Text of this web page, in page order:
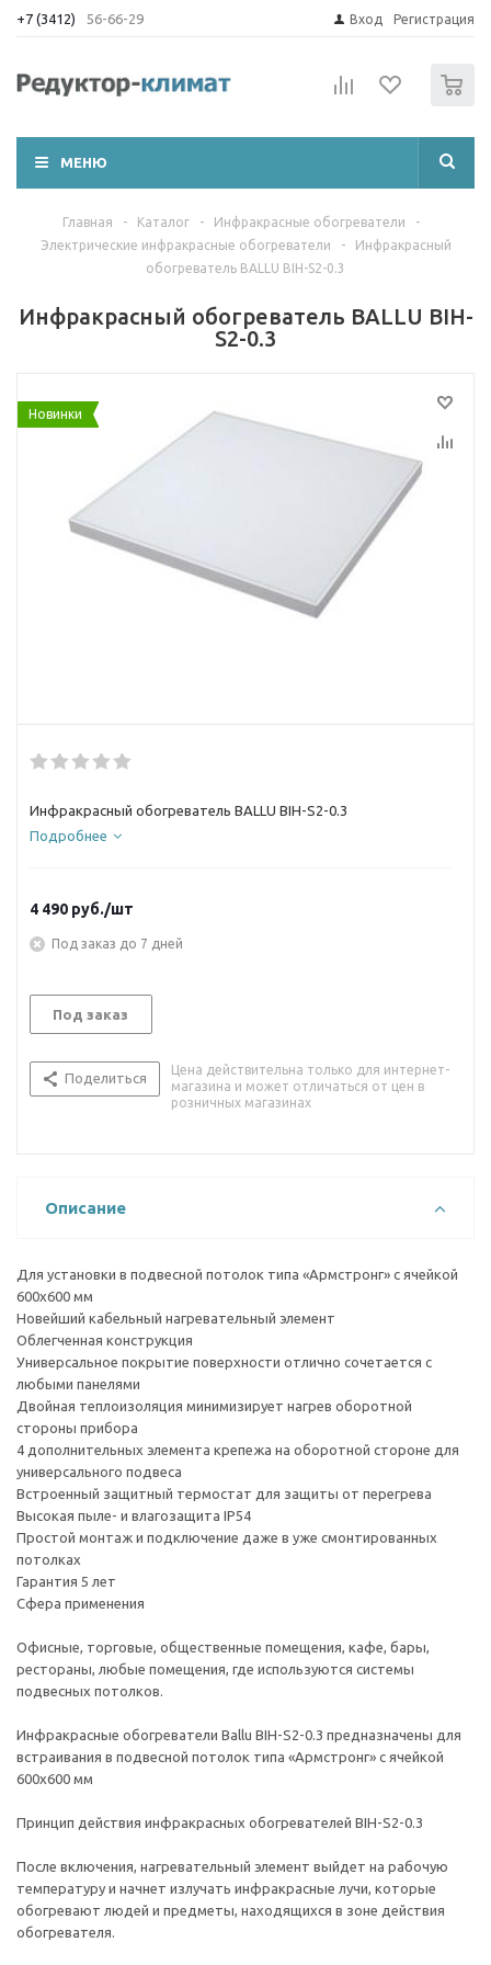
+7 (3412) 56-66-29 Вход Регистрация
МЕНЮ
Главная - Каталог - Инфракрасные обогреватели
-
Электрические инфракрасные обогреватели
-
Инфракрасный
обогреватель BALLU BIH-S2-0.3
Инфракрасный обогреватель BALLU BIH-
S2-0.3
Новинки
Инфракрасный обогреватель BALLU BIH-S2-0.3
Подробнее
4 490 руб./шт
Под заказ до 7 дней
Под заказ
Поделиться
Цена действительна только для интернет-
магазина и может отличаться от цен в
розничных магазинах
Описание
Для установки в подвесной потолок типа «Армстронг» с ячейкой
600х600 мм
Новейший кабельный нагревательный элемент
Облегченная конструкция
Универсальное покрытие поверхности отлично сочетается с
любыми панелями
Двойная теплоизоляция минимизирует нагрев оборотной
стороны прибора
4 дополнительных элемента крепежа на оборотной стороне для
универсального подвеса
Встроенный защитный термостат для защиты от перегрева
Высокая пыле- и влагозащита IP54
Простой монтаж и подключение даже в уже смонтированных
потолках
Гарантия 5 лет
Сфера применения
Офисные, торговые, общественные помещения, кафе, бары,
рестораны, любые помещения, где используются системы
подвесных потолков.
Инфракрасные обогреватели Ballu BIH-S2-0.3 предназначены для
встраивания в подвесной потолок типа «Армстронг» с ячейкой
600х600 мм
Принцип действия инфракрасных обогревателей BIH-S2-0.3
После включения, нагревательный элемент выйдет на рабочую
температуру и начнет излучать инфракрасные лучи, которые
обогревают людей и предметы, находящихся в зоне действия
обогревателя.